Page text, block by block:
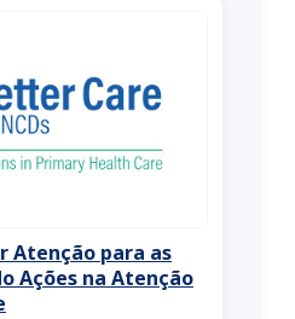
Atenção para as
Ações na Atenção